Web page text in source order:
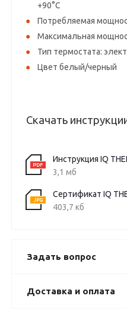
+90°C
Потребляемая
Максимальная
Тип термостата:
Цвет белый/черный
Скачать
Инструкция IQ
3,1 мб
Сертификат IQ
403,7 кб
Задать вопрос
Доставка и оплата